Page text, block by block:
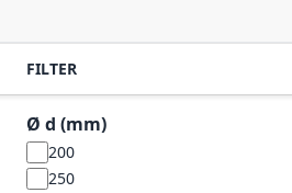
FILTER
Ø d (mm)
200
250